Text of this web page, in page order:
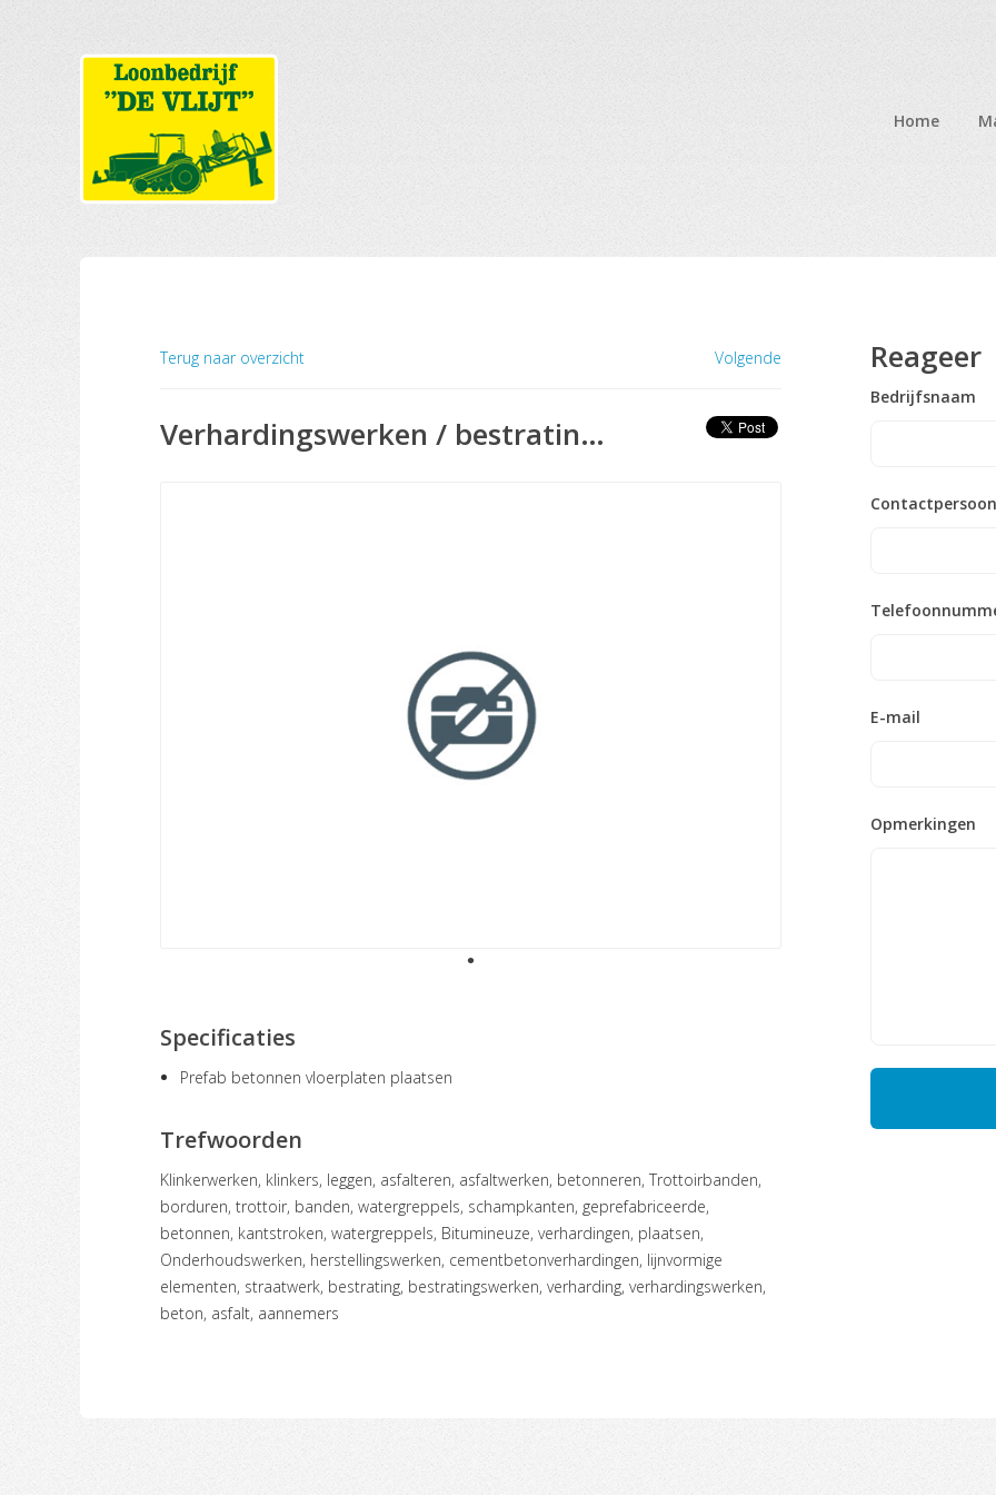
Home
Terug naar overzicht Volgende
Verhardingswerken / bestratingen
Specificaties
Prefab betonnen vloerplaten plaatsen
Trefwoorden
klinkerwerken, klinkers, leggen, asfalteren, asfaltwerken, betonneren, Trottoirbanden,
borduren, trottoir, banden, watergreppels, schampkanten, geprefabriceerde,
betonnen, kantstroken, watergreppels, Bitumineuze, verhardingen, plaatsen,
Onderhoudswerken, herstellingswerken, cementbetonverhardingen, lijnvormige
elementen, straatwerk, bestrating, bestratingswerken, verharding, verhardingswerken,
beton, asfalt, aannemers
Reageer
Bedrijfsnaam
E-mail
Opmerkingen